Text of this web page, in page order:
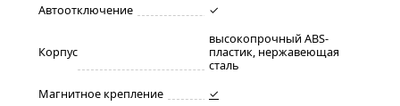
Автоотключение ✓
Корпус
высокопрочный ABS-
пластик, нержавеющая
сталь
Магнитное крепление
✓